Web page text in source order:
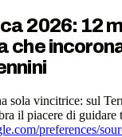
2026: 12
che
sola vincitrice: sul
il piacere di guidare
preferences/